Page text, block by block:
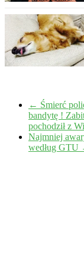
← Śmierć
bandytę !
pochodził z
Najmniej
według GTU